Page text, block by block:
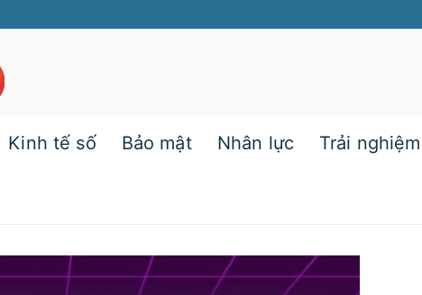
Kinh tế số Bảo mật Nhân lực Trải nghiệm